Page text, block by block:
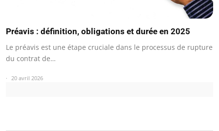
Préavis : définition, obligations et durée en 2025
Le préavis est une étape cruciale dans le processus de rupture
du contrat de…
20 avril 2026